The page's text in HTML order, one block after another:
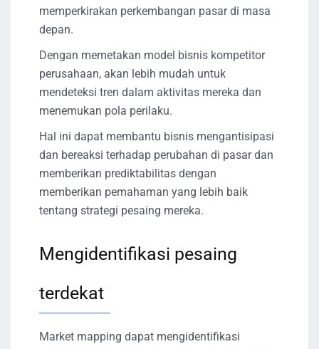
memperkirakan perkembangan pasar di masa
depan.
Dengan memetakan model bisnis kompetitor
perusahaan, akan lebih mudah untuk
mendeteksi tren dalam aktivitas mereka dan
menemukan pola perilaku.
Hal ini dapat membantu bisnis mengantisipasi
dan bereaksi terhadap perubahan di pasar dan
memberikan prediktabilitas dengan
memberikan pemahaman yang lebih baik
tentang strategi pesaing mereka.
Mengidentifikasi pesaing
terdekat
Market mapping dapat mengidentifikasi